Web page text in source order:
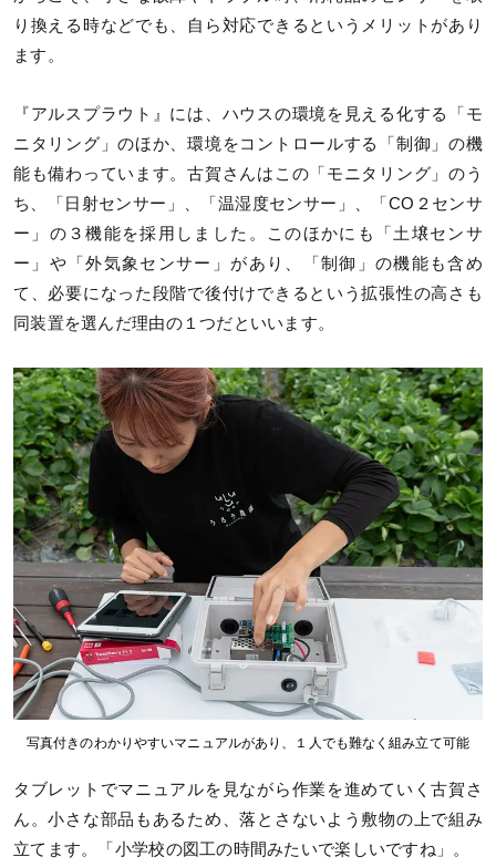
り換える時などでも、自ら対応できるというメリットがあり
ます。
『アルスプラウト』には、ハウスの環境を見える化する「モ
ニタリング」のほか、環境をコントロールする「制御」の機
能も備わっています。古賀さんはこの「モニタリング」のう
ち、「日射センサー」、「温湿度センサー」、「CO２センサ
ー」の３機能を採用しました。このほかにも「土壌センサ
ー」や「外気象センサー」があり、「制御」の機能も含め
て、必要になった段階で後付けできるという拡張性の高さも
同装置を選んだ理由の１つだといいます。
写真付きのわかりやすいマニュアルがあり、１人でも難なく組み立て可能
タブレットでマニュアルを見ながら作業を進めていく古賀さ
ん。小さな部品もあるため、落とさないよう敷物の上で組み
立てます。「小学校の図工の時間みたいで楽しいですね」。